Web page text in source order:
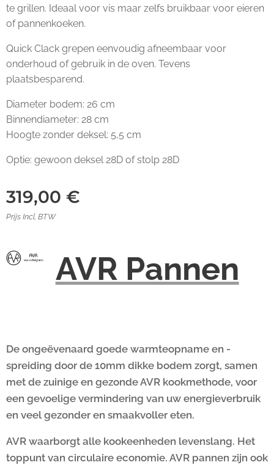
te grillen. Ideaal voor vis maar zelfs bruikbaar voor eieren
of pannenkoeken.
Quick Clack grepen eenvoudig afneembaar voor
onderhoud of gebruik in de oven. Tevens
plaatsbesparend.
Diameter bodem: 26 cm
Binnendiameter: 28 cm
Hoogte zonder deksel: 5,5 cm
Optie: gewoon deksel 28D of stolp 28D
319,00 €
Prijs Incl. BTW
AVR Pannen
De ongeëvenaard goede warmteopname en -
spreiding door de 10mm dikke bodem zorgt, samen
met de zuinige en gezonde AVR kookmethode, voor
een gevoelige vermindering van uw energieverbruik
en veel gezonder en smaakvoller eten.
AVR waarborgt alle kookeenheden levenslang. Het
toppunt van circulaire economie. AVR pannen zijn ook